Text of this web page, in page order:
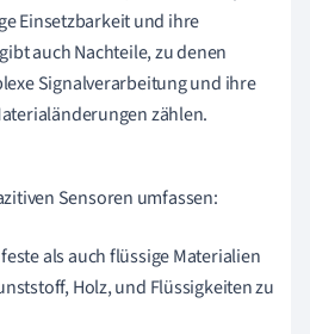
Einsetzbarkeit und ihre
auch Nachteile, zu denen
Signalverarbeitung und ihre
zählen.
Sensoren umfassen:
als auch flüssige Materialien
Holz, und Flüssigkeiten zu